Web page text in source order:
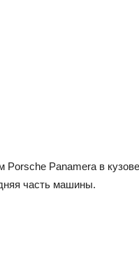
Porsche Panamera в
часть машины.